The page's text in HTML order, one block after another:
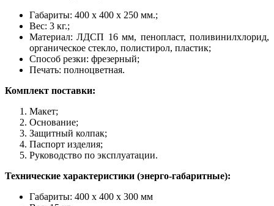
Габариты: 400 х 400 х 250 мм.;
Вес: 3 кг.;
Материал: ЛДСП 16 мм, пенопласт, поливинилхлорид,
органическое стекло, полистирол, пластик;
Способ резки: фрезерный;
Печать: полноцветная.
Комплект поставки:
Макет;
Основание;
Защитный колпак;
Паспорт изделия;
Руководство по эксплуатации.
Технические характеристики (энерго-габаритные):
Габариты: 400 х 400 х 300 мм